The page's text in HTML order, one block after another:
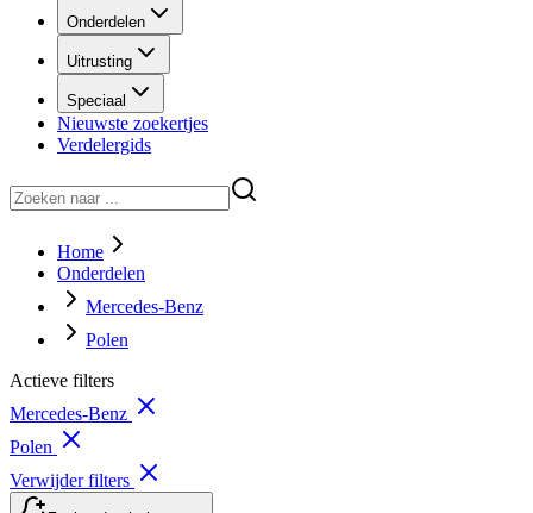
Onderdelen
Uitrusting
Speciaal
Nieuwste zoekertjes
Verdelergids
Home
Onderdelen
Mercedes-Benz
Polen
Actieve filters
Mercedes-Benz
Polen
Verwijder filters